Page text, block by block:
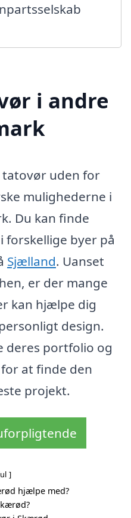
i andre
tatovør uden for
mulighederne i
Du kan finde
byer på
Sjælland. Uanset
er der mange
kan hjælpe dig
design.
deres portfolio og
at finde den
projekt.
hjælpe med?